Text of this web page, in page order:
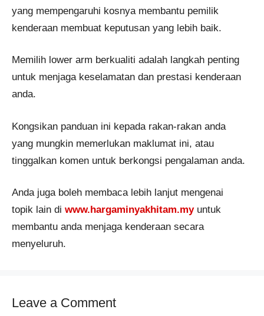
yang mempengaruhi kosnya membantu pemilik
kenderaan membuat keputusan yang lebih baik.
Memilih lower arm berkualiti adalah langkah penting
untuk menjaga keselamatan dan prestasi kenderaan
anda.
Kongsikan panduan ini kepada rakan-rakan anda
yang mungkin memerlukan maklumat ini, atau
tinggalkan komen untuk berkongsi pengalaman anda.
Anda juga boleh membaca lebih lanjut mengenai
topik lain di www.hargaminyakhitam.myuntuk
membantu anda menjaga kenderaan secara
menyeluruh.
Leave a Comment